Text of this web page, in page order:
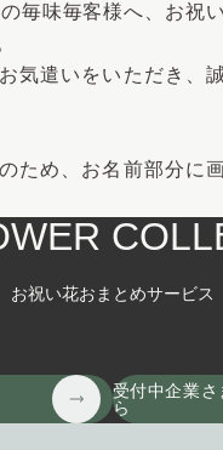
毎味毎客様へ、お祝
気遣いをいただき、
ため、お名前部分に
お祝い花おまとめサービス
受付中企業さ
ら